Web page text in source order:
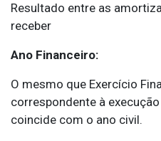
Resultado entre as
receber
Ano Financeiro:
O mesmo que Exercício
correspondente à
coincide com o ano civil.